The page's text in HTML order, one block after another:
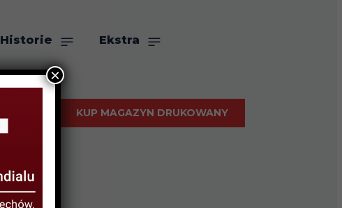
Historie Ekstra
KUP MAGAZYN DRUKOWANY
×